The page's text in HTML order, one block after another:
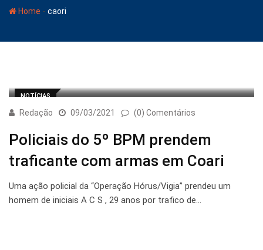
Home - caori
NOTÍCIAS
Redação 09/03/2021 (0) Comentários
Policiais do 5º BPM prendem
traficante com armas em Coari
Uma ação policial da “Operação Hórus/Vigia” prendeu um
homem de iniciais A C S , 29 anos por trafico de…